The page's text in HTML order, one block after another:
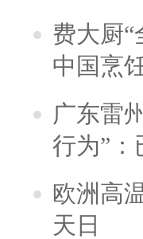
费大厨
中国烹
广东雷
行为”
欧洲高
天日